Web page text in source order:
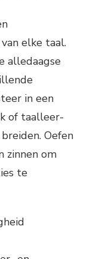
elke taal.
alledaagse
in een
of taalleer-
Oefen
zinnen om
te